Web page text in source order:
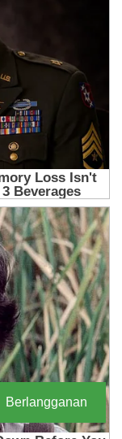
Berlangganan